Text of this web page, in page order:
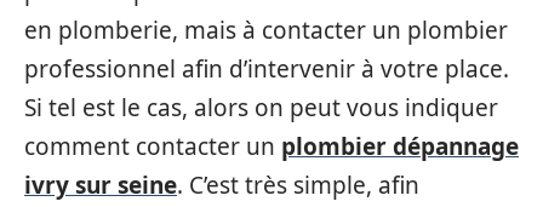
en plomberie, mais à contacter un plombier
professionnel afin d’intervenir à votre place.
Si tel est le cas, alors on peut vous indiquer
comment contacter un plombier dépannage
ivry sur seine. C’est très simple, afin